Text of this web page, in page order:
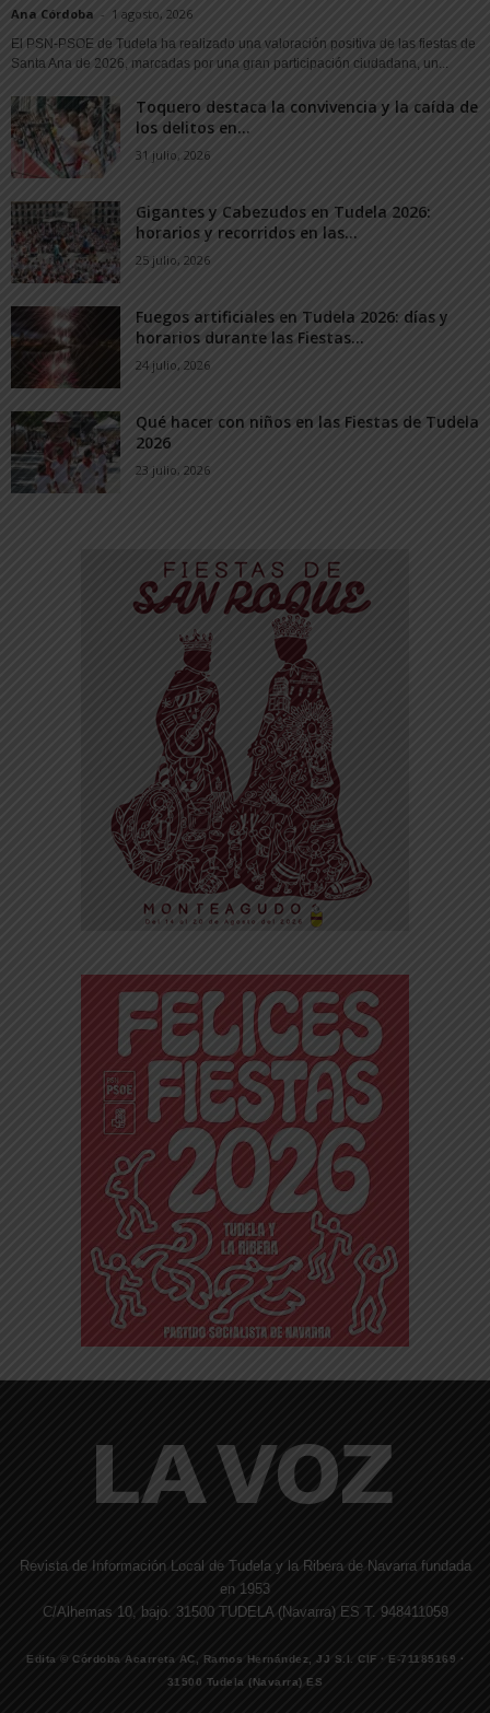
Ana Córdoba - 1 agosto, 2026
El PSN-PSOE de Tudela ha realizado una valoración positiva de las fiestas de
Santa Ana de 2026, marcadas por una gran participación ciudadana, un...
Toquero destaca la convivencia y la caída de
los delitos en...
31 julio, 2026
Gigantes y Cabezudos en Tudela 2026:
horarios y recorridos en las...
25 julio, 2026
Fuegos artificiales en Tudela 2026: días y
horarios durante las Fiestas...
24 julio, 2026
Qué hacer con niños en las Fiestas de Tudela
2026
23 julio, 2026
Revista de Información Local de Tudela y la Ribera de Navarra fundada
en 1953
C/Alhemas 10, bajo. 31500 TUDELA (Navarra) ES T. 948411059
Edita © Córdoba Acarreta AC, Ramos Hernández, JJ S.I. CIF · E-71185169 ·
31500 Tudela (Navarra) ES